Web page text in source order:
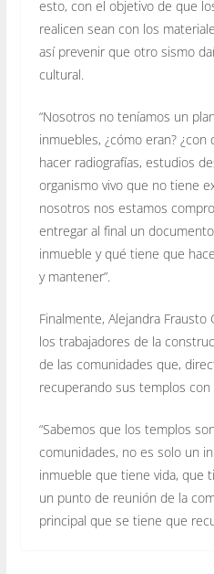
esto, con el objetivo de que
realicen sean con los
así prevenir que otro sismo
cultural.
“Nosotros no teníamos un
inmuebles, ¿cómo eran?
hacer radiografías, estudios
organismo vivo que no tiene
nosotros nos estamos
entregar al final un
inmueble y qué tiene que
y mantener”.
Finalmente, Alejandra Frausto
los trabajadores de la
de las comunidades que,
recuperando sus templos
“Sabemos que los templos
comunidades, no es solo un
inmueble que tiene vida, que
un punto de reunión de la
principal que se tiene que